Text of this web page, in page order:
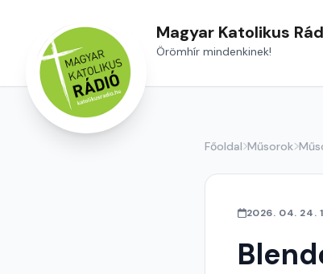
Magyar Katolikus
Örömhír mindenkinek!
Főoldal Műsorok
2026. 04. 24.